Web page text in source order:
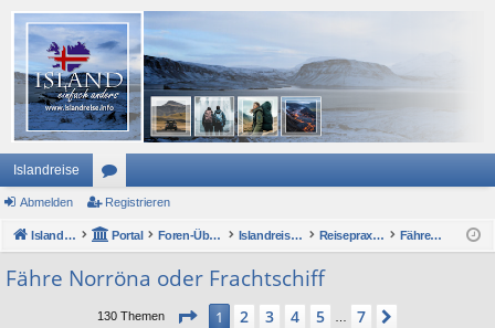
Islandreise
or
en
Abmelden Registrieren
Islandreise Portal Foren-Übersicht Islandreise Forum Reisepraxis - Anreise nach Island Fähre Norröna oder Frachtschiff
Fähre Norröna oder Frachtschiff
130 Themen Seite 1 von 7
1 2 3 4 5 7